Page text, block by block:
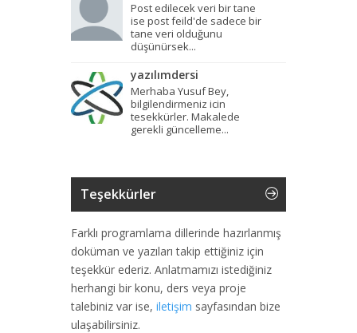
Post edilecek veri bir tane
ise post feild'de sadece bir
tane veri olduğunu
düşünürsek...
yazılımdersi
Merhaba Yusuf Bey,
bilgilendirmeniz icin
tesekkürler. Makalede
gerekli güncelleme...
Teşekkürler
Farklı programlama dillerinde hazırlanmış
doküman ve yazıları takip ettiğiniz için
teşekkür ederiz. Anlatmamızı istediğiniz
herhangi bir konu, ders veya proje
talebiniz var ise, iletişim sayfasından bize
ulaşabilirsiniz.